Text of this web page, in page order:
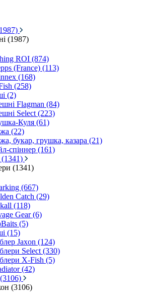
(1987)
ROI (874)
(France) (113)
(168)
(258)
(2)
Flagman (84)
Select (223)
Куля (61)
(22)
букар, грушка, казара (21)
спіннер (161)
(1341)
(667)
Catch (29)
(118)
Gear (6)
(5)
(15)
Jaxon (124)
Select (330)
X-Fish (5)
(42)
(3106)